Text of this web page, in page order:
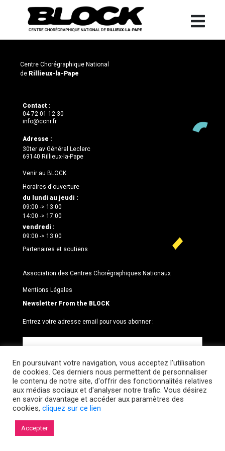
Centre Chorégraphique National
de Rillieux-la-Pape
Contact :
04 72 01 12 30
info@ccnr.fr
Adresse :
30ter av Général Leclerc
69140 Rillieux-la-Pape
Venir au BLOCK
Horaires d'ouverture
du lundi au jeudi :
09:00 -> 13:00
14:00 -> 17:00
vendredi :
09:00 -> 13:00
Partenaires et soutiens
Association des Centres Chorégraphiques Nationaux
Mentions Légales
Newsletter From the BLOCK
Entrez votre adresse email pour vous abonner :
© 2026 Le BLOCK · CCNR. Tous droits réservés.
En poursuivant votre navigation, vous acceptez l’utilisation
de cookies. Ces derniers nous permettent de personnaliser
le contenu de notre site, d'offrir des fonctionnalités relatives
aux médias sociaux et d'analyser notre trafic. Vous désirez
en savoir davantage et accéder aux paramètres des
cookies, cliquez sur ce lien
Accepter